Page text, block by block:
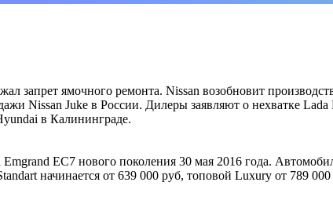
запрет ямочного ремонта. Nissan возобновит
Nissan Juke в России. Дилеры заявляют о нехватке
в Калининграде.
EC7 нового поколения 30 мая 2016 года.
начинается от 639 000 руб, топовой Luxury от 789